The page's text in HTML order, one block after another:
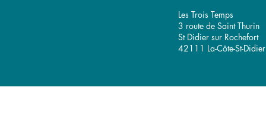
Les Trois Temps
3 route de Saint Thurin
St Didier sur Rochefort
42111 La-Côte-St-Didier